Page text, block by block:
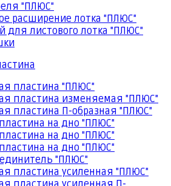
"ПЛЮС"
расширение лотка "ПЛЮС"
для листового лотка "ПЛЮС"
пластина "ПЛЮС"
пластина изменяемая "ПЛЮС"
пластина П-образная "ПЛЮС"
на дно "ПЛЮС"
на дно "ПЛЮС"
на дно "ПЛЮС"
"ПЛЮС"
пластина усиленная "ПЛЮС"